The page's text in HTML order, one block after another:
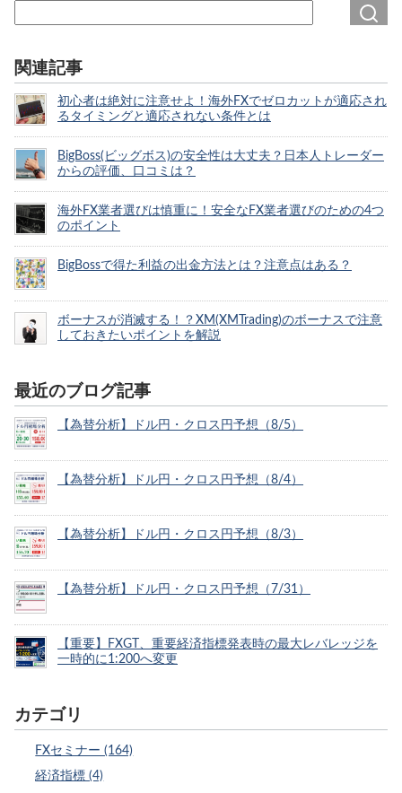
関連記事
初心者は絶対に注意せよ！海外FXでゼロカットが適応され
るタイミングと適応されない条件とは
BigBoss(ビッグボス)の安全性は大丈夫？日本人トレーダー
からの評価、口コミは？
海外FX業者選びは慎重に！安全なFX業者選びのための4つ
のポイント
BigBossで得た利益の出金方法とは？注意点はある？
ボーナスが消滅する！？XM(XMTrading)のボーナスで注意
しておきたいポイントを解説
最近のブログ記事
【為替分析】ドル円・クロス円予想（8/5）
【為替分析】ドル円・クロス円予想（8/4）
【為替分析】ドル円・クロス円予想（8/3）
【為替分析】ドル円・クロス円予想（7/31）
【重要】FXGT、重要経済指標発表時の最大レバレッジを
一時的に1:200へ変更
カテゴリ
FXセミナー (164)
経済指標 (4)